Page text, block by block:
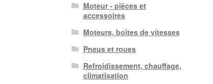
Moteur - pièces et
accessoires
Moteurs, boîtes de vitesses
Pneus et roues
Refroidissement, chauffage,
climatisation